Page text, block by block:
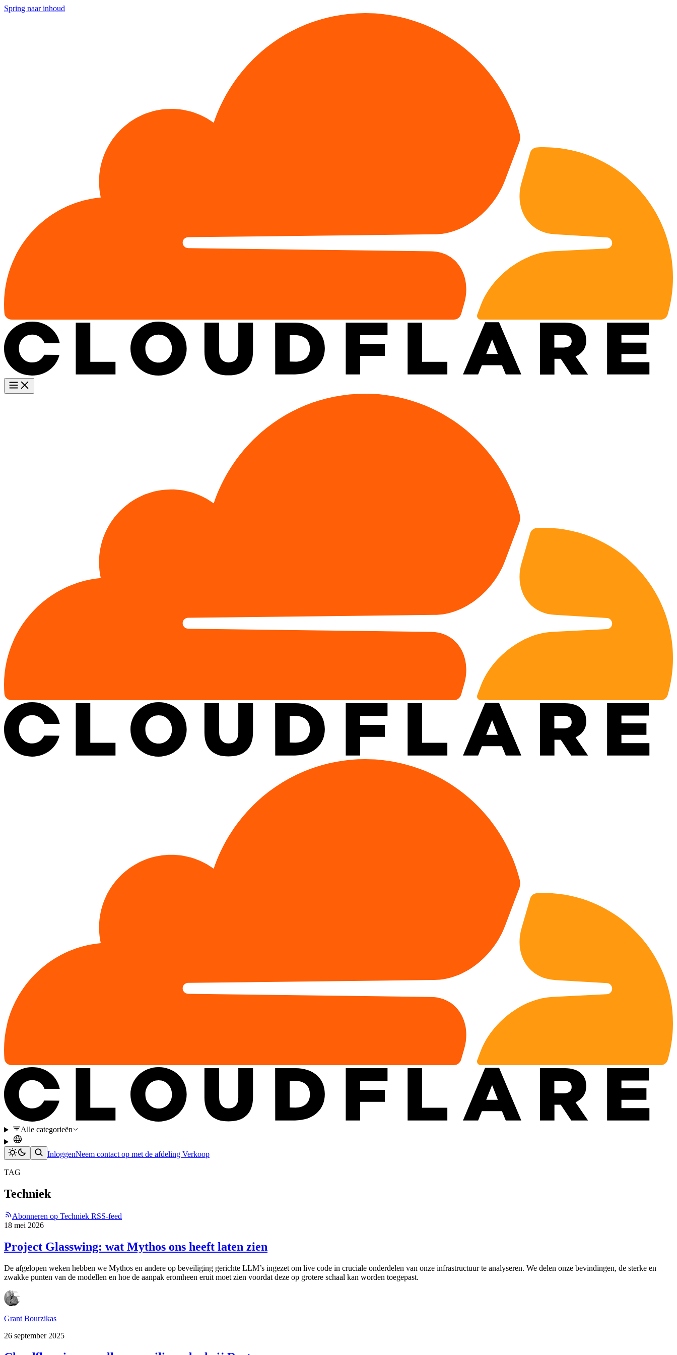
Spring naar inhoud
Alle categorieën
InloggenNeem contact op met de afdeling Verkoop
TAG
Techniek
Abonneren op Techniek RSS-feed
18 mei 2026
Project Glasswing: wat Mythos ons heeft laten zien
De afgelopen weken hebben we Mythos en andere op beveiliging gerichte LLM’s ingezet om live code in cruciale onderdelen van onze infrastructuur te analyseren. We delen onze bevindingen, de sterke en
zwakke punten van de modellen en hoe de aanpak eromheen eruit moet zien voordat deze op grotere schaal kan worden toegepast.
Grant Bourzikas
26 september 2025